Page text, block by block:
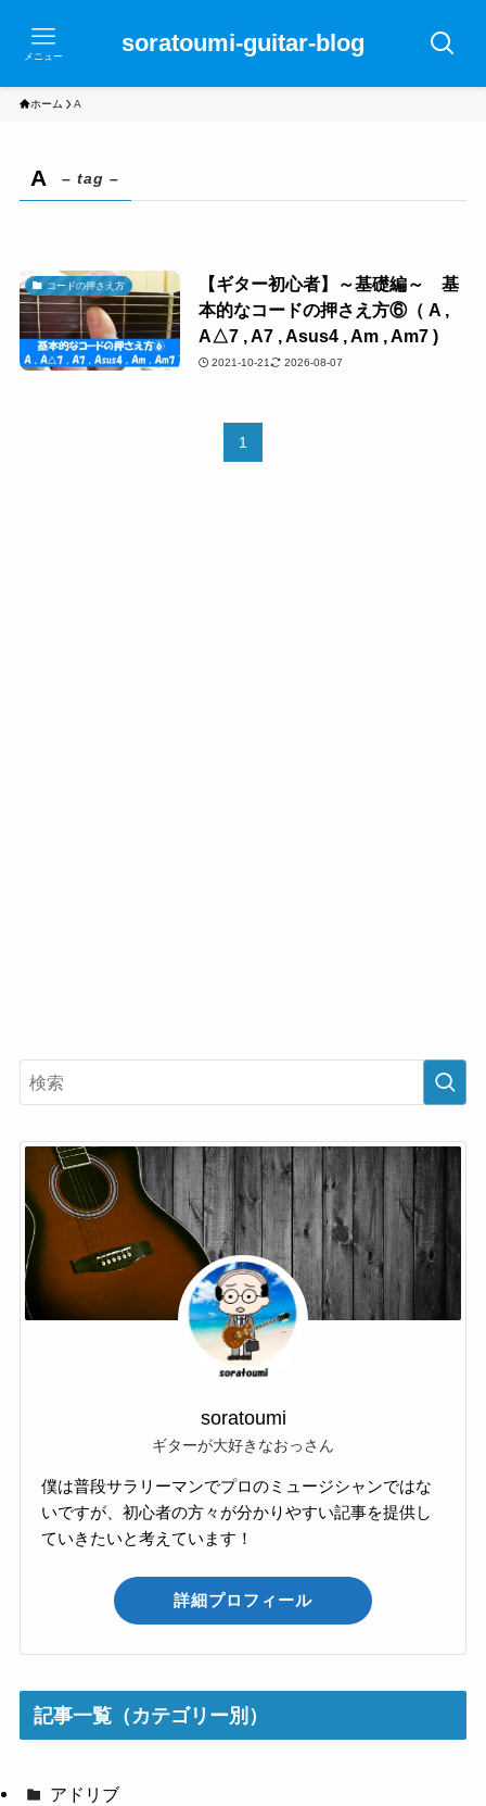
soratoumi-guitar-blog
メニュー
ホーム A
A – tag –
コードの押さえ方
【ギター初心者】～基礎編～ 基
本的なコードの押さえ方⑥（ A ,
A△7 , A7 , Asus4 , Am , Am7 )
2021-10-21 2026-08-07
1
soratoumi
ギターが大好きなおっさん
僕は普段サラリーマンでプロのミュージシャンではな
いですが、初心者の方々が分かりやすい記事を提供し
ていきたいと考えています！
詳細プロフィール
記事一覧（カテゴリー別）
アドリブ